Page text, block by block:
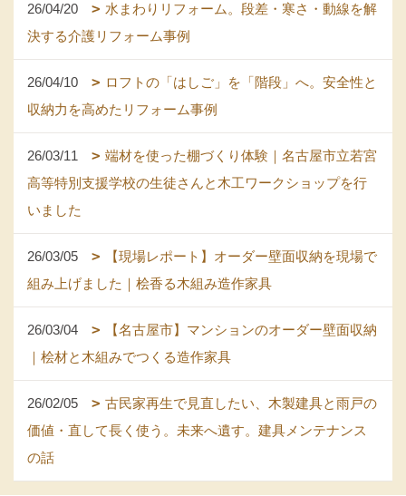
26/04/20
水まわりリフォーム。段差・寒さ・動線を解
決する介護リフォーム事例
26/04/10
ロフトの「はしご」を「階段」へ。安全性と
収納力を高めたリフォーム事例
26/03/11
端材を使った棚づくり体験｜名古屋市立若宮
高等特別支援学校の生徒さんと木工ワークショップを行
いました
26/03/05
【現場レポート】オーダー壁面収納を現場で
組み上げました｜桧香る木組み造作家具
26/03/04
【名古屋市】マンションのオーダー壁面収納
｜桧材と木組みでつくる造作家具
26/02/05
古民家再生で見直したい、木製建具と雨戸の
価値・直して長く使う。未来へ遺す。建具メンテナンス
の話